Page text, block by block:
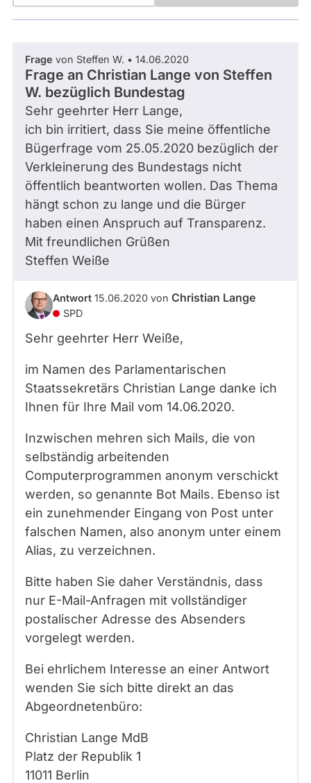
Bremen
Hamburg
Mecklenburg-Vorpommern
Niedersachsen
Nordrhein-Westfalen
Rheinland-Pfalz
Saarland
Sachsen
Sachsen-Anhalt
Schleswig-Holstein
Thüringen
Archiv
Über uns
Spenden
zur
keine
Frage von Steffen W. • 14.06.2020
Frage an Christian Lange von Steffen
W. bezüglich Bundestag
Sehr geehrter Herr Lange,
ich bin irritiert, dass Sie meine öffentliche
Bügerfrage vom 25.05.2020 bezüglich der
Verkleinerung des Bundestags nicht
öffentlich beantworten wollen. Das Thema
hängt schon zu lange und die Bürger
haben einen Anspruch auf Transparenz.
Mit freundlichen Grüßen
Steffen Weiße
Antwort 15.06.2020 von Christian Lange
SPD
Sehr geehrter Herr Weiße,
im Namen des Parlamentarischen
Staatssekretärs Christian Lange danke ich
Ihnen für Ihre Mail vom 14.06.2020.
Inzwischen mehren sich Mails, die von
selbständig arbeitenden
Computerprogrammen anonym verschickt
werden, so genannte Bot Mails. Ebenso ist
ein zunehmender Eingang von Post unter
falschen Namen, also anonym unter einem
Alias, zu verzeichnen.
Bitte haben Sie daher Verständnis, dass
nur E-Mail-Anfragen mit vollständiger
postalischer Adresse des Absenders
vorgelegt werden.
Bei ehrlichem Interesse an einer Antwort
wenden Sie sich bitte direkt an das
Abgeordnetenbüro:
Christian Lange MdB
Platz der Republik 1
11011 Berlin